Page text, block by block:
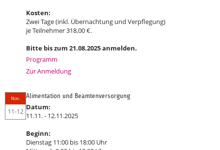
Kosten:
Zwei Tage (inkl. Übernachtung und Verpflegung)
je Teilnehmer 318,00 €.
Bitte bis zum 21.08.2025 anmelden.
Programm
Zur Anmeldung
Nov.
11-12
Alimentation und Beamtenversorgung
Datum:
11.11. - 12.11.2025
Beginn:
Dienstag 11:00 bis 18:00 Uhr